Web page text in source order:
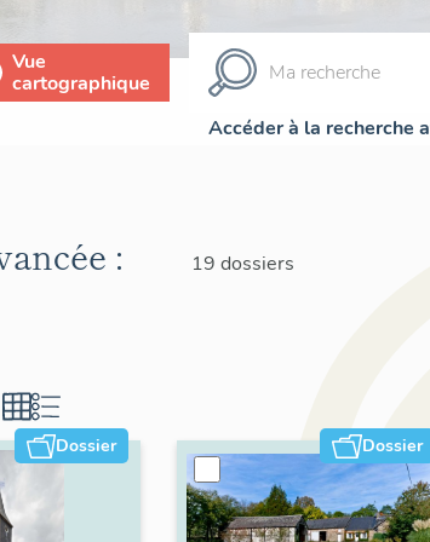
Vue
cartographique
Accéder à la recherche
: 19 dossiers
Dossier Dossier